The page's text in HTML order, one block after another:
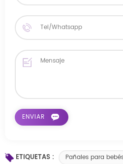
ETIQUETAS :
Pañales para